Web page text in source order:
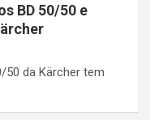
BD 50/50 e
50 da Kärcher tem